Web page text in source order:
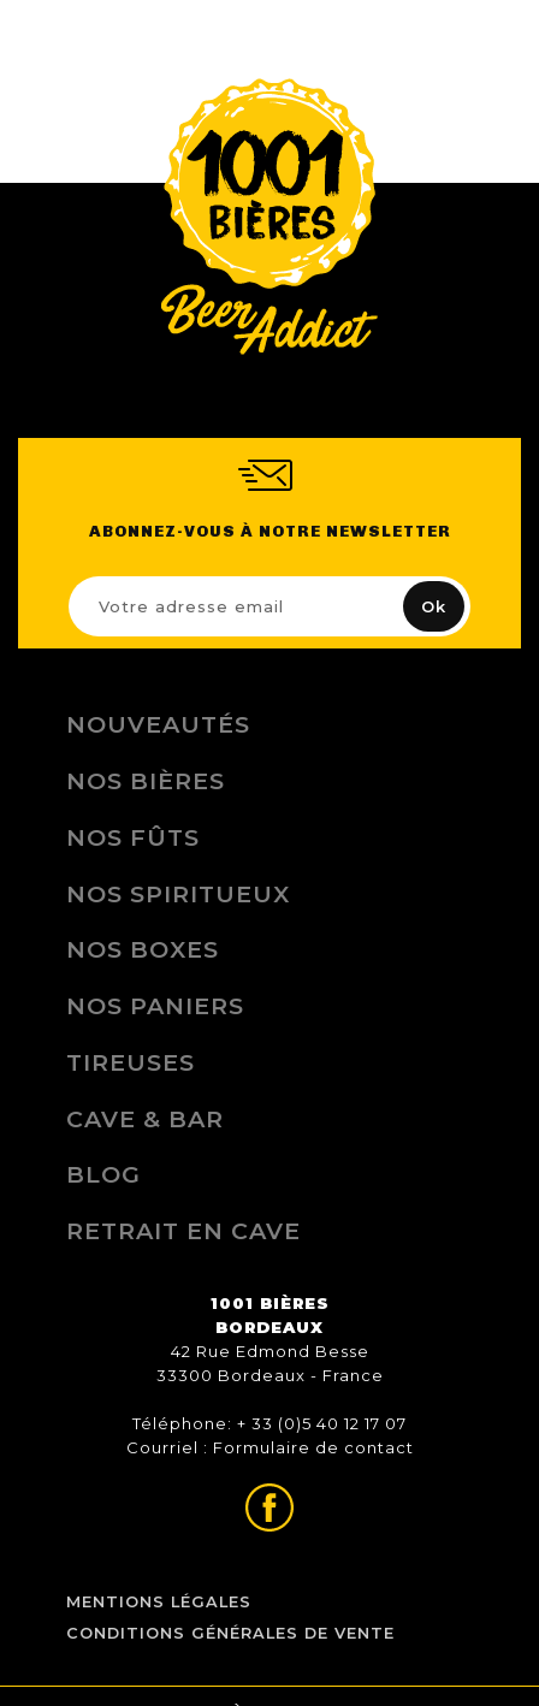
ABONNEZ-VOUS À NOTRE NEWSLETTER
NOUVEAUTÉS
NOS BIÈRES
NOS FÛTS
NOS SPIRITUEUX
NOS BOXES
NOS PANIERS
TIREUSES
CAVE & BAR
BLOG
RETRAIT EN CAVE
1001 BIÈRES
BORDEAUX
42 Rue Edmond Besse
33300 Bordeaux - France
Téléphone: + 33 (0)5 40 12 17 07
Courriel : Formulaire de contact
MENTIONS LÉGALES
CONDITIONS GÉNÉRALES DE VENTE